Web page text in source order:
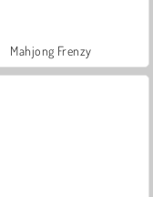
Mahjong Frenzy